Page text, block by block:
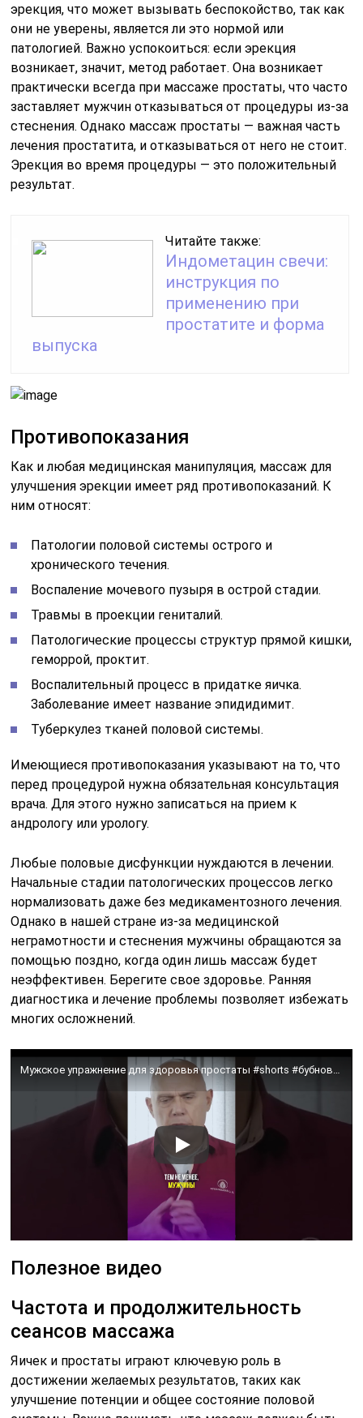
эрекция, что может вызывать беспокойство, так как
они не уверены, является ли это нормой или
патологией. Важно успокоиться: если эрекция
возникает, значит, метод работает. Она возникает
практически всегда при массаже простаты, что часто
заставляет мужчин отказываться от процедуры из-за
стеснения. Однако массаж простаты — важная часть
лечения простатита, и отказываться от него не стоит.
Эрекция во время процедуры — это положительный
результат.
Читайте также:
Индометацин свечи:
инструкция по
применению при
простатите и форма
выпуска
Противопоказания
Как и любая медицинская манипуляция, массаж для
улучшения эрекции имеет ряд противопоказаний. К
ним относят:
Патологии половой системы острого и
хронического течения.
Воспаление мочевого пузыря в острой стадии.
Травмы в проекции гениталий.
Патологические процессы структур прямой кишки,
геморрой, проктит.
Воспалительный процесс в придатке яичка.
Заболевание имеет название эпидидимит.
Туберкулез тканей половой системы.
Имеющиеся противопоказания указывают на то, что
перед процедурой нужна обязательная консультация
врача. Для этого нужно записаться на прием к
андрологу или урологу.
Любые половые дисфункции нуждаются в лечении.
Начальные стадии патологических процессов легко
нормализовать даже без медикаментозного лечения.
Однако в нашей стране из-за медицинской
неграмотности и стеснения мужчины обращаются за
помощью поздно, когда один лишь массаж будет
неэффективен. Берегите свое здоровье. Ранняя
диагностика и лечение проблемы позволяет избежать
многих осложнений.
Полезное видео
Частота и продолжительность
сеансов массажа
Яичек и простаты играют ключевую роль в
достижении желаемых результатов, таких как
улучшение потенции и общее состояние половой